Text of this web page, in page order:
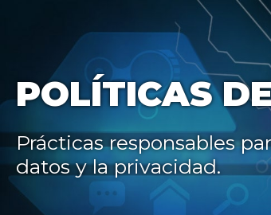
POLÍTICAS
Prácticas responsables
datos y la privacidad.